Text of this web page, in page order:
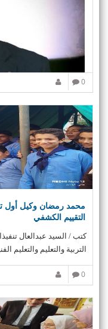
0
محمد رمضان وكيل أول
التقييم الكشفي
كتب / السيد عبدالعال
التربية والتعليم والتعليم
0